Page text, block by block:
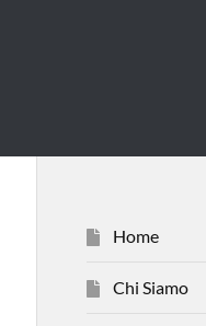
Home
Chi Siamo